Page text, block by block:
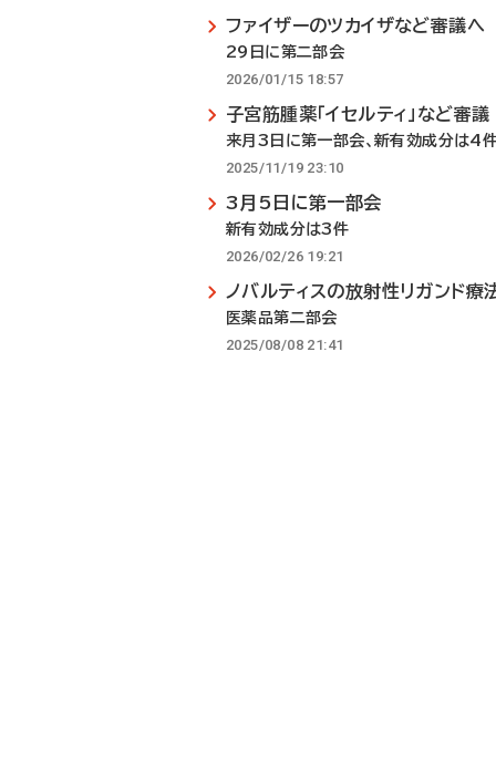
ファイザーのツカイザなど審議へ
29日に第二部会
2026/01/15 18:57
子宮筋腫薬「イセルティ」など審議
来月3日に第一部会、新有効成分は4
2025/11/19 23:10
3月5日に第一部会
新有効成分は3件
2026/02/26 19:21
ノバルティスの放射性リガンド療
医薬品第二部会
2025/08/08 21:41